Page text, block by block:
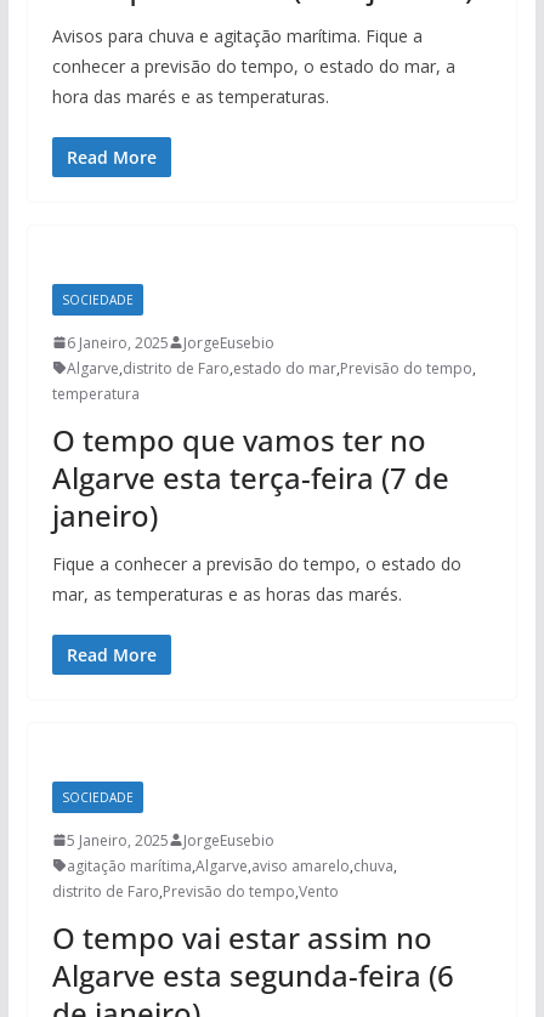
Avisos para chuva e agitação marítima. Fique a
conhecer a previsão do tempo, o estado do mar, a
hora das marés e as temperaturas.
Read More
SOCIEDADE
6 Janeiro, 2025
JorgeEusebio
Algarve,distrito de Faro,estado do mar,Previsão do tempo,
temperatura
O tempo que vamos ter no
Algarve esta terça-feira (7 de
janeiro)
Fique a conhecer a previsão do tempo, o estado do
mar, as temperaturas e as horas das marés.
Read More
SOCIEDADE
5 Janeiro, 2025
JorgeEusebio
agitação marítima,Algarve,aviso amarelo,chuva,
distrito de Faro,Previsão do tempo,Vento
O tempo vai estar assim no
Algarve esta segunda-feira (6